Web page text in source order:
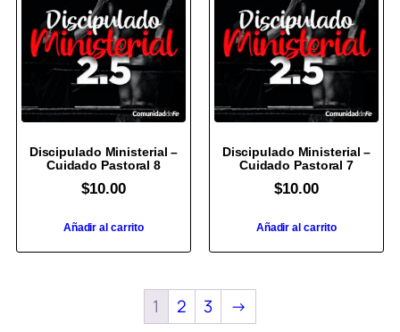
Discipulado Ministerial –
Cuidado Pastoral 8
$10.00
Añadir al carrito
Discipulado Ministerial –
Cuidado Pastoral 7
$10.00
Añadir al carrito
1 2 3 →